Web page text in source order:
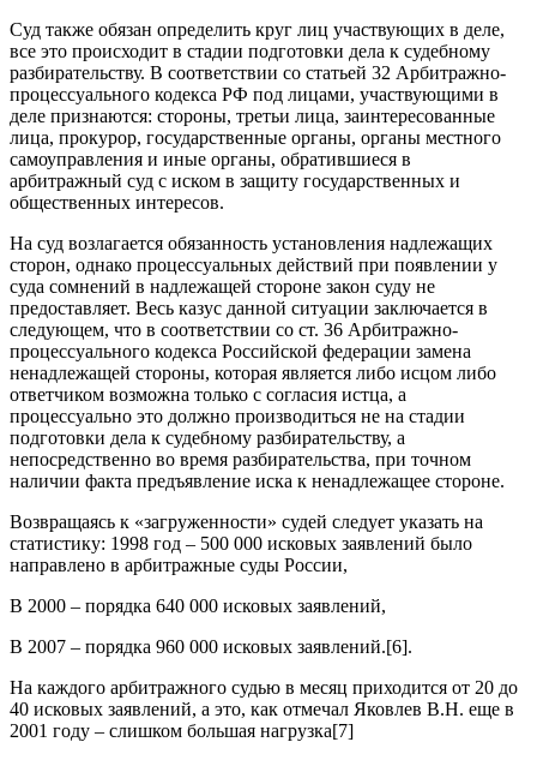
Суд также обязан определить круг лиц участвующих в деле,
все это происходит в стадии подготовки дела к судебному
разбирательству. В соответствии со статьей 32 Арбитражно-
процессуального кодекса РФ под лицами, участвующими в
деле признаются: стороны, третьи лица, заинтересованные
лица, прокурор, государственные органы, органы местного
самоуправления и иные органы, обратившиеся в
арбитражный суд с иском в защиту государственных и
общественных интересов.
На суд возлагается обязанность установления надлежащих
сторон, однако процессуальных действий при появлении у
суда сомнений в надлежащей стороне закон суду не
предоставляет. Весь казус данной ситуации заключается в
следующем, что в соответствии со ст. 36 Арбитражно-
процессуального кодекса Российской федерации замена
ненадлежащей стороны, которая является либо исцом либо
ответчиком возможна только с согласия истца, а
процессуально это должно производиться не на стадии
подготовки дела к судебному разбирательству, а
непосредственно во время разбирательства, при точном
наличии факта предъявление иска к ненадлежащее стороне.
Возвращаясь к «загруженности» судей следует указать на
статистику: 1998 год – 500 000 исковых заявлений было
направлено в арбитражные суды России,
В 2000 – порядка 640 000 исковых заявлений,
В 2007 – порядка 960 000 исковых заявлений.[6].
На каждого арбитражного судью в месяц приходится от 20 до
40 исковых заявлений, а это, как отмечал Яковлев В.Н. еще в
2001 году – слишком большая нагрузка[7]